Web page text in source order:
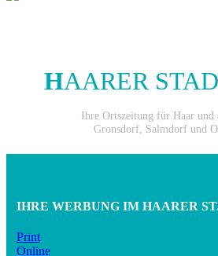
HAARER
Ihre Ortszeitung für Haar und
Gronsdorf, Salmdorf und
IHRE WERBUNG IM HAARER
Print
Online